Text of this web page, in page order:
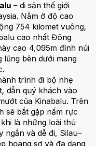
– di sản thế giới
Nằm ở độ cao
754 kilomet vuông,
cao nhất Đông
cao 4,095m đỉnh núi
lũng bên dưới mang
trình đi bộ nhẹ
dẫn quý khách vào
của Kinabalu. Trên
sẽ bắt gặp nấm rực
là những loài thú
ngắn và dễ đi, Silau–
hoang sơ và đa dạng